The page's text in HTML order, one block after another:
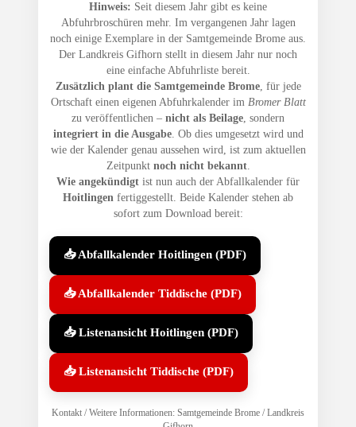
Hinweis: Seit diesem Jahr gibt es keine
Abfuhrbroschüren mehr. Im vergangenen Jahr lagen
noch einige Exemplare in der Samtgemeinde Brome aus.
Der Landkreis Gifhorn stellt in diesem Jahr nur noch
eine einfache Abfuhrliste bereit.
Zusätzlich plant die Samtgemeinde Brome, für jede
Ortschaft einen eigenen Abfuhrkalender im Bromer Blatt
zu veröffentlichen – nicht als Beilage, sondern
integriert in die Ausgabe. Ob dies umgesetzt wird und
wie der Kalender genau aussehen wird, ist zum aktuellen
Zeitpunkt noch nicht bekannt.
Wie angekündigt ist nun auch der Abfallkalender für
Hoitlingen fertiggestellt. Beide Kalender stehen ab
sofort zum Download bereit:
📥 Abfallkalender Hoitlingen (PDF)
📥 Abfallkalender Tiddische (PDF)
📥 Listenansicht Hoitlingen (PDF)
📥 Listenansicht Tiddische (PDF)
Kontakt / Weitere Informationen: Samtgemeinde Brome / Landkreis